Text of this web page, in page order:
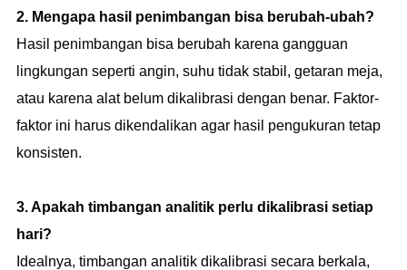
2. Mengapa hasil penimbangan bisa berubah-ubah?
Hasil penimbangan bisa berubah karena gangguan
lingkungan seperti angin, suhu tidak stabil, getaran meja,
atau karena alat belum dikalibrasi dengan benar. Faktor-
faktor ini harus dikendalikan agar hasil pengukuran tetap
konsisten.
3. Apakah timbangan analitik perlu dikalibrasi setiap
hari?
Idealnya, timbangan analitik dikalibrasi secara berkala,